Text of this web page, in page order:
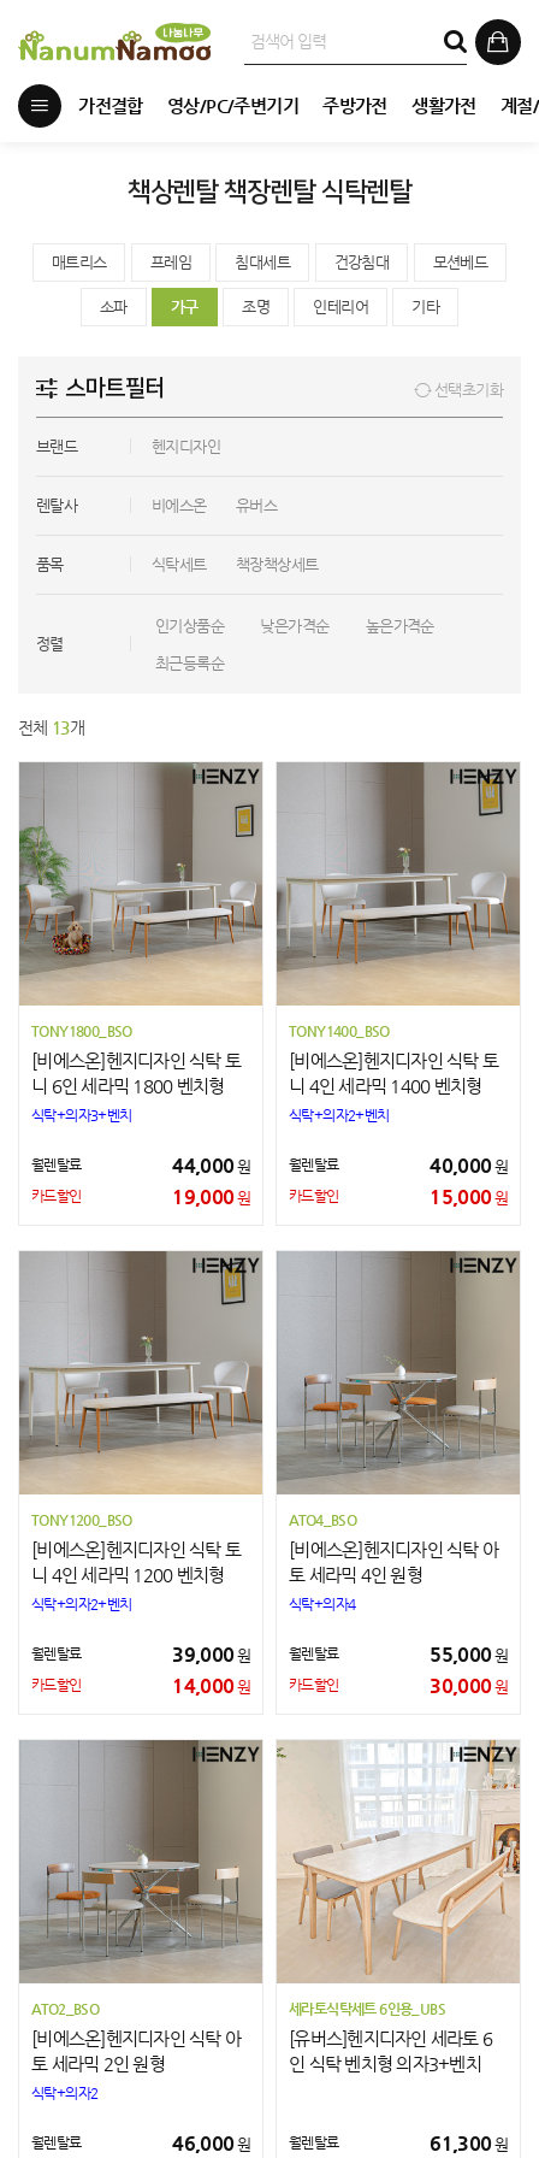
가전결합 영상/PC/주변기기 주방가전 생활가전 계절
책상렌탈 책장렌탈 식탁렌탈
매트리스 프레임 침대세트 건강침대 모션베드
소파 가구 조명 인테리어 기타
스마트필터 선택초기화
브랜드 헨지디자인
렌탈사 비에스온 유버스
품목 식탁세트 책장책상세트
정렬
인기상품순 낮은가격순 높은가격순
최근등록순
전체 13개
TONY1800_BSO
[비에스온]헨지디자인 식탁 토
니 6인 세라믹 1800 벤치형
식탁+의자3+벤치
월렌탈료 44,000원
카드할인 19,000원
TONY1400_BSO
[비에스온]헨지디자인 식탁 토
니 4인 세라믹 1400 벤치형
식탁+의자2+벤치
월렌탈료 40,000원
카드할인 15,000원
TONY1200_BSO
[비에스온]헨지디자인 식탁 토
니 4인 세라믹 1200 벤치형
식탁+의자2+벤치
월렌탈료 39,000원
카드할인 14,000원
ATO4_BSO
[비에스온]헨지디자인 식탁 아
토 세라믹 4인 원형
식탁+의자4
월렌탈료 55,000원
카드할인 30,000원
ATO2_BSO
[비에스온]헨지디자인 식탁 아
토 세라믹 2인 원형
식탁+의자2
월렌탈료 46,000원
세라토식탁세트 6인용_UBS
[유버스]헨지디자인 세라토 6
인 식탁 벤치형 의자3+벤치
월렌탈료 61,300원